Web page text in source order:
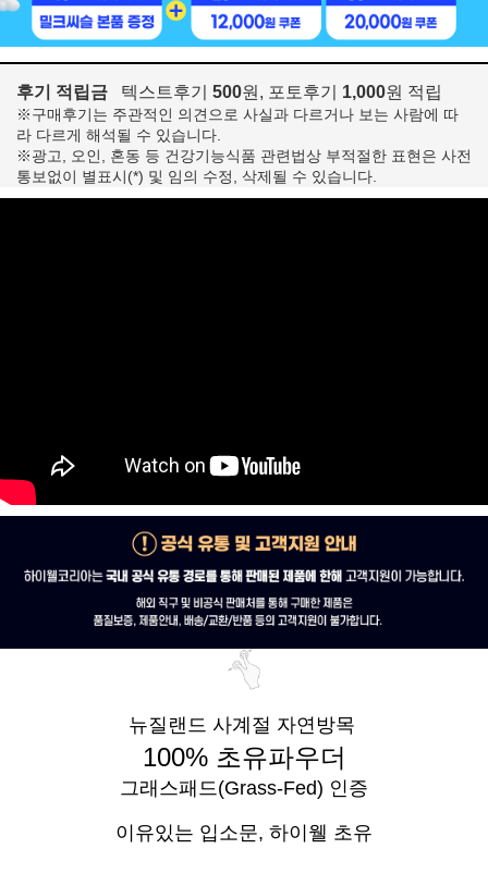
후기 적립금 텍스트후기 500원, 포토후기 1,000원 적립
※구매후기는 주관적인 의견으로 사실과 다르거나 보는 사람에 따
라 다르게 해석될 수 있습니다.
※광고, 오인, 혼동 등 건강기능식품 관련법상 부적절한 표현은 사전
통보없이 별표시(*) 및 임의 수정, 삭제될 수 있습니다.
뉴질랜드 사계절 자연방목
100% 초유파우더
그래스패드(Grass-Fed) 인증
이유있는 입소문, 하이웰 초유